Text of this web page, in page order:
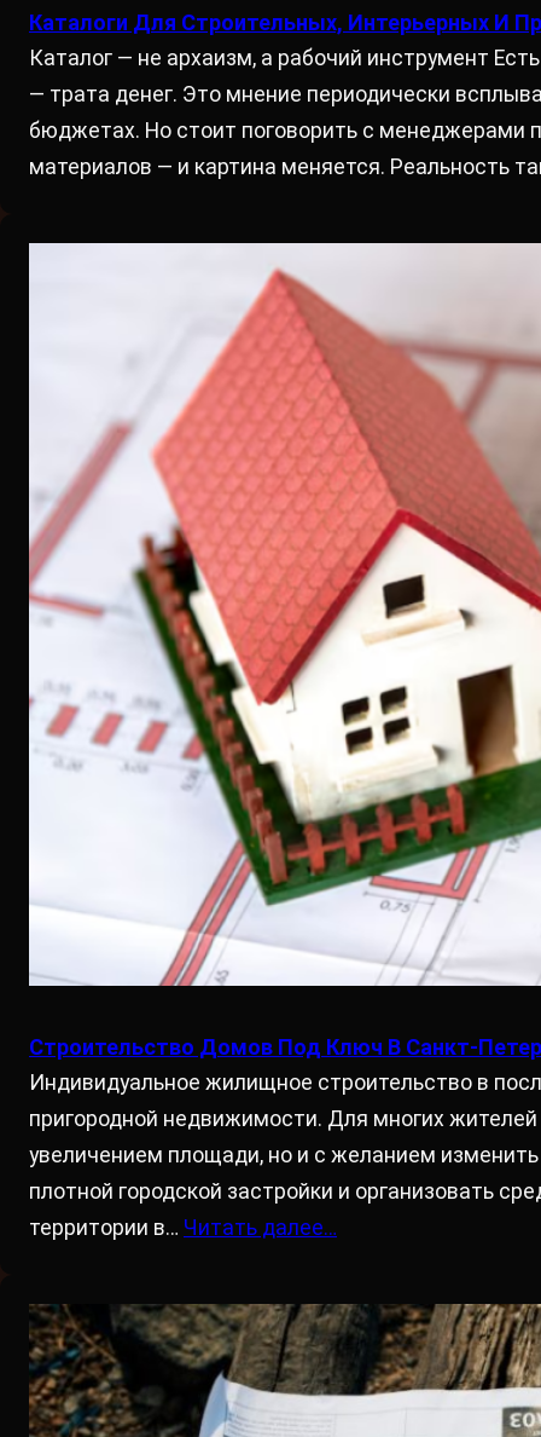
Каталоги Для Строительных, Интерьерных И
Каталог — не архаизм, а рабочий инструмент
— трата денег. Это мнение периодически
бюджетах. Но стоит поговорить с менеджерами
материалов — и картина меняется. Реальность
Строительство Домов Под Ключ В Санкт-
Индивидуальное жилищное строительство в
пригородной недвижимости. Для многих
увеличением площади, но и с желанием
плотной городской застройки и организовать
территории в… Читать далее…